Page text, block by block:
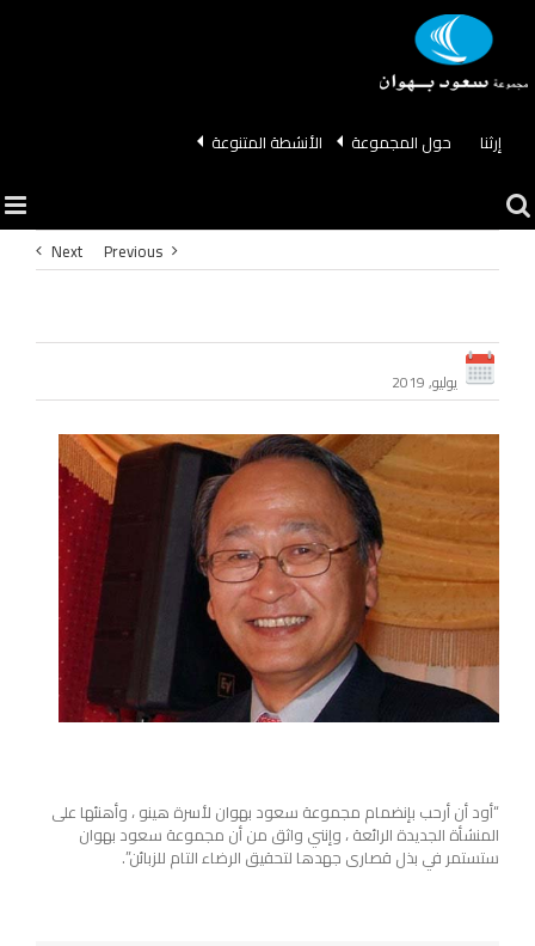
content
إرثنا حول المجموعة الأنشطة المتنوعة
Previous
Next
يوليو, 2019
View
Larger
Image
“أود أن أرحب بإنضمام مجموعة سعود بهوان لأسرة هينو ، وأهنئها على
المنشأة الجديدة الرائعة ، وإنني واثق من أن مجموعة سعود بهوان
ستستمر في بذل قصارى جهدها لتحقيق الرضاء التام للزبائن”.